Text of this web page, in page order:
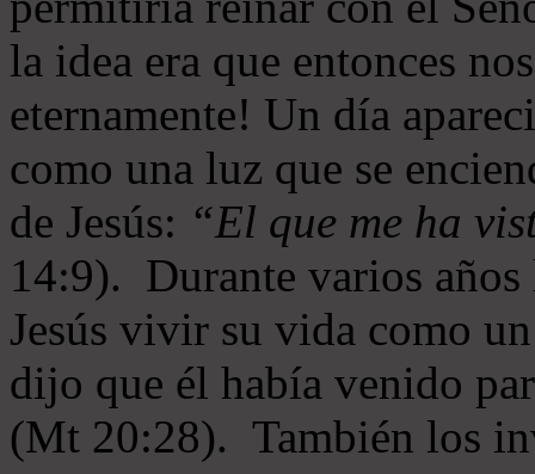
la idea era que entonces
eternamente! Un día
como una luz que se
de Jesús: “El que me ha
14:9). Durante varios
Jesús vivir su vida como
dijo que él había venido
(Mt 20:28). También los